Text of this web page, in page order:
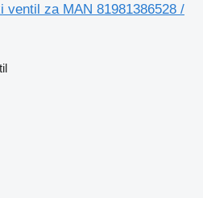
ventil za MAN 81981386528 /